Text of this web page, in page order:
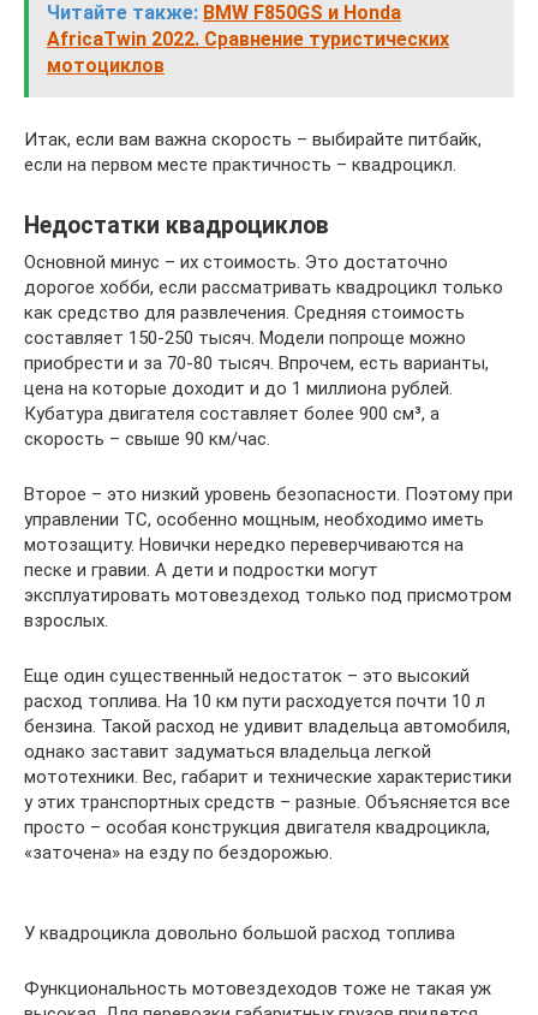
Читайте также: BMW F850GS и Honda
AfricaTwin 2022. Сравнение туристических
мотоциклов
Итак, если вам важна скорость – выбирайте питбайк,
если на первом месте практичность – квадроцикл.
Недостатки квадроциклов
Основной минус – их стоимость. Это достаточно
дорогое хобби, если рассматривать квадроцикл только
как средство для развлечения. Средняя стоимость
составляет 150-250 тысяч. Модели попроще можно
приобрести и за 70-80 тысяч. Впрочем, есть варианты,
цена на которые доходит и до 1 миллиона рублей.
Кубатура двигателя составляет более 900 см³, а
скорость – свыше 90 км/час.
Второе – это низкий уровень безопасности. Поэтому при
управлении ТС, особенно мощным, необходимо иметь
мотозащиту. Новички нередко переверчиваются на
песке и гравии. А дети и подростки могут
эксплуатировать мотовездеход только под присмотром
взрослых.
Еще один существенный недостаток – это высокий
расход топлива. На 10 км пути расходуется почти 10 л
бензина. Такой расход не удивит владельца автомобиля,
однако заставит задуматься владельца легкой
мототехники. Вес, габарит и технические характеристики
у этих транспортных средств – разные. Объясняется все
просто – особая конструкция двигателя квадроцикла,
«заточена» на езду по бездорожью.
У квадроцикла довольно большой расход топлива
Функциональность мотовездеходов тоже не такая уж